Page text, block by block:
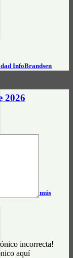
InfoBrandsen
– Chascomús
2026
incorrecta!
aquí